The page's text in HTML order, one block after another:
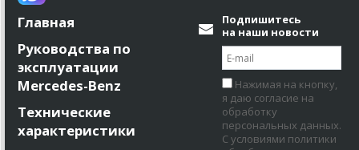
Главная
Руководства по
эксплуатации
Mercedes-Benz
Технические
характеристики
Подпишитесь
на наши новости
Нажимая на кнопку,
я даю согласие на
обработку
персональных данных.
С условиями политики